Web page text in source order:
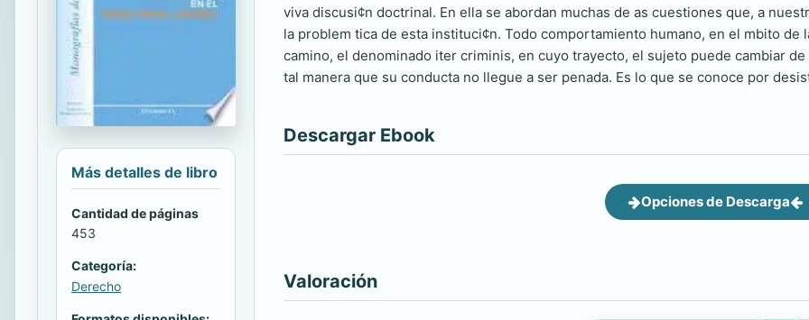
Más detalles de libro
Cantidad de páginas
453
Categoría:
Derecho
viva discusi¢n doctrinal. En ella se abordan muchas de as cuestiones que, a
la problem tica de esta instituci¢n. Todo comportamiento humano, en el mbito
camino, el denominado iter criminis, en cuyo trayecto, el sujeto puede cambiar
tal manera que su conducta no llegue a ser penada. Es lo que se conoce por
Descargar Ebook
Opciones de Descarga
Valoración